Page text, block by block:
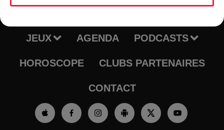
JEUX AGENDA PODCASTS
HOROSCOPE CLUBS PARTENAIRES
CONTACT